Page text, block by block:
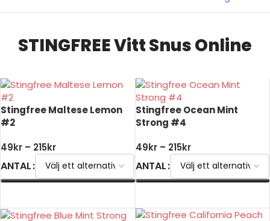
STINGFREE Vitt Snus Online
Stingfree Maltese Lemon
#2
49kr – 215kr
ANTAL
Stingfree Ocean Mint
Strong #4
49kr – 215kr
ANTAL